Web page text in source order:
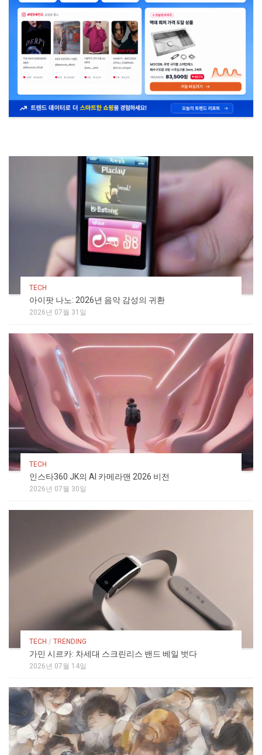
TECH
아이팟 나노: 2026년 음악 감성의 귀환
2026년 07월 31일
TECH
인스타360 JK의 AI 카메라맨 2026 비전
2026년 07월 30일
TECH / TRENDING
가민 시르카: 차세대 스크린리스 밴드 베일 벗다
2026년 07월 14일